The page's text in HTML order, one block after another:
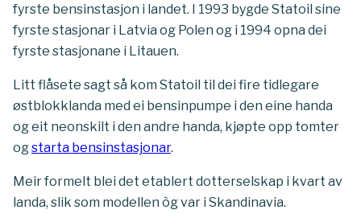
fyrste bensinstasjon i landet. I 1993 bygde Statoil sine
fyrste stasjonar i Latvia og Polen og i 1994 opna dei
fyrste stasjonane i Litauen.
Litt flåsete sagt så kom Statoil til dei fire tidlegare
østblokklanda med ei bensinpumpe i den eine handa
og eit neonskilt i den andre handa, kjøpte opp tomter
ogstarta bensinstasjonar.
Meir formelt blei det etablert dotterselskap i kvart av
landa, slik som modellen òg var i Skandinavia.